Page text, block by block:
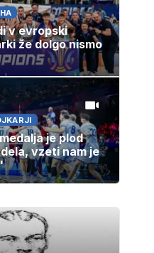
v evropski
že dolgo nismo
je plod
vzeti nam je